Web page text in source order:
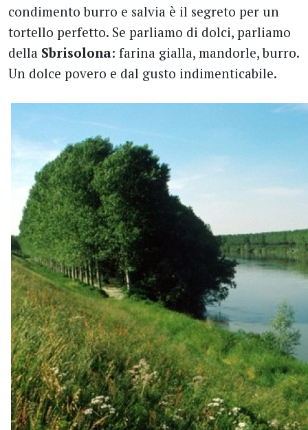
condimento burro e salvia è il segreto per un
tortello perfetto. Se parliamo di dolci, parliamo
della Sbrisolona: farina gialla, mandorle, burro.
Un dolce povero e dal gusto indimenticabile.